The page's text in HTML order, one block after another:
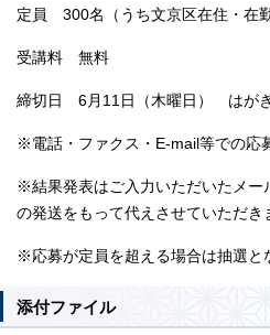
定員 300名（うち文京区在住・在
受講料 無料
締切日 6月11日（木曜日） はが
※電話・ファクス・E-mail等での応
※結果発表はご入力いただいたメー
の発送をもって代えさせていただき
※応募が定員を超える場合は抽選と
添付ファイル